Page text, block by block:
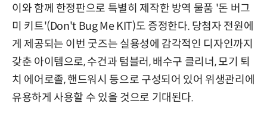
이와 함께 한정판으로 특별히 제작한 방역 물품 '돈 버그
미 키트'(Don't Bug Me KIT)도 증정한다. 당첨자 전원에
게 제공되는 이번 굿즈는 실용성에 감각적인 디자인까지
갖춘 아이템으로, 수건과 텀블러, 배수구 클리너, 모기 퇴
치 에어로졸, 핸드워시 등으로 구성되어 있어 위생관리에
유용하게 사용할 수 있을 것으로 기대된다.